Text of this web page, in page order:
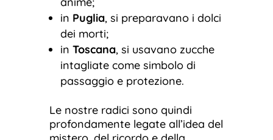
in Puglia, si preparavano i dolci
dei morti;
in Toscana, si usavano zucche
intagliate come simbolo di
passaggio e protezione.
Le nostre radici sono quindi
profondamente legate all’idea del